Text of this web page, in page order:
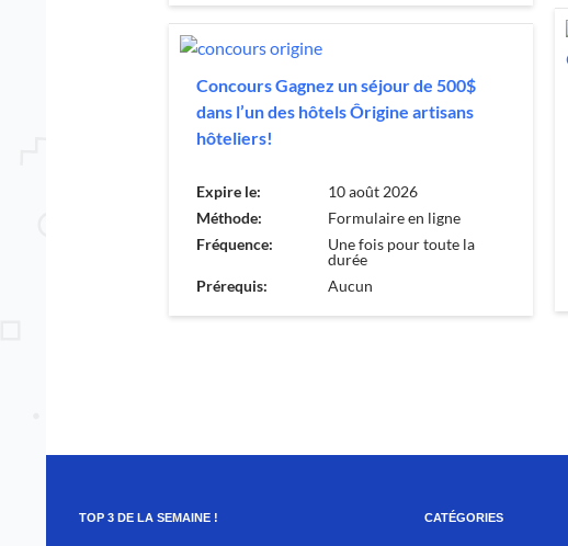
Concours Gagnez un séjour de 500$
dans l’un des hôtels Ôrigine artisans
hôteliers!
Expire le:
10 août 2026
Méthode:
Formulaire en ligne
Fréquence:
Une fois pour toute la
durée
Prérequis:
Aucun
TOP 3 DE LA SEMAINE ! CATÉGORIES